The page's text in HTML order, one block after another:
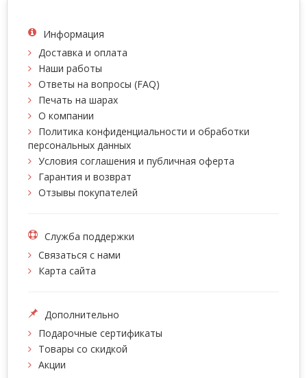
Информация
Доставка и оплата
Наши работы
Ответы на вопросы (FAQ)
Печать на шарах
О компании
Политика конфиденциальности и обработки
персональных данных
Условия соглашения и публичная оферта
Гарантия и возврат
Отзывы покупателей
Служба поддержки
Связаться с нами
Карта сайта
Дополнительно
Подарочные сертификаты
Товары со скидкой
Акции